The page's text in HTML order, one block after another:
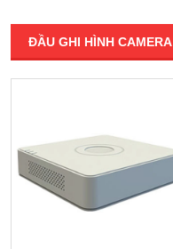
ĐẦU GHI HÌNH CAMERA